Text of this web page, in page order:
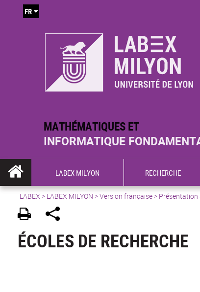
MATHÉMATIQUES ET
INFORMATIQUE
FR
LABEX MILYON RECHERCHE
LABEX > LABEX MILYON >Version française> Présentation
ÉCOLES DE RECHERCHE